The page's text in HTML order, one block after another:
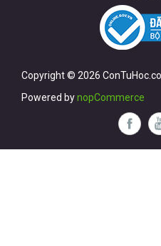
Copyright © 2026
Powered bynopCommerce